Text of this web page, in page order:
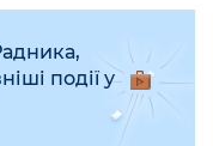
події у